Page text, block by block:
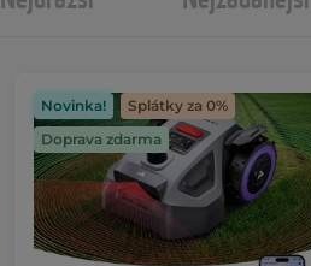
Novinka!
Splátky za 0%
Doprava zdarma